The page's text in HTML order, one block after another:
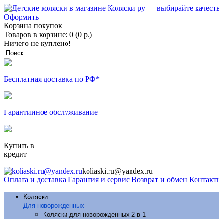
Оформить
Корзина покупок
Товаров в корзине: 0 (0 р.)
Ничего не куплено!
Бесплатная доставка по РФ*
Гарантийное обслуживание
Купить в
кредит
koliaski.ru@yandex.ru
Оплата и доставка Гарантия и сервис Возврат и обмен
Коляски
Для новорожденных
Коляски для новорожденных 2 в 1